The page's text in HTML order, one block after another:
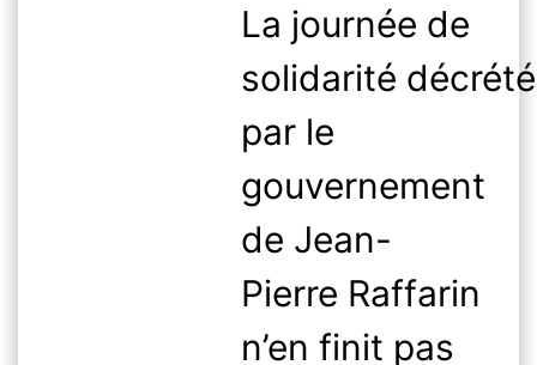
La journée de
solidarité
par le
gouvernement
de Jean-
Pierre Raffarin
n’en finit pas